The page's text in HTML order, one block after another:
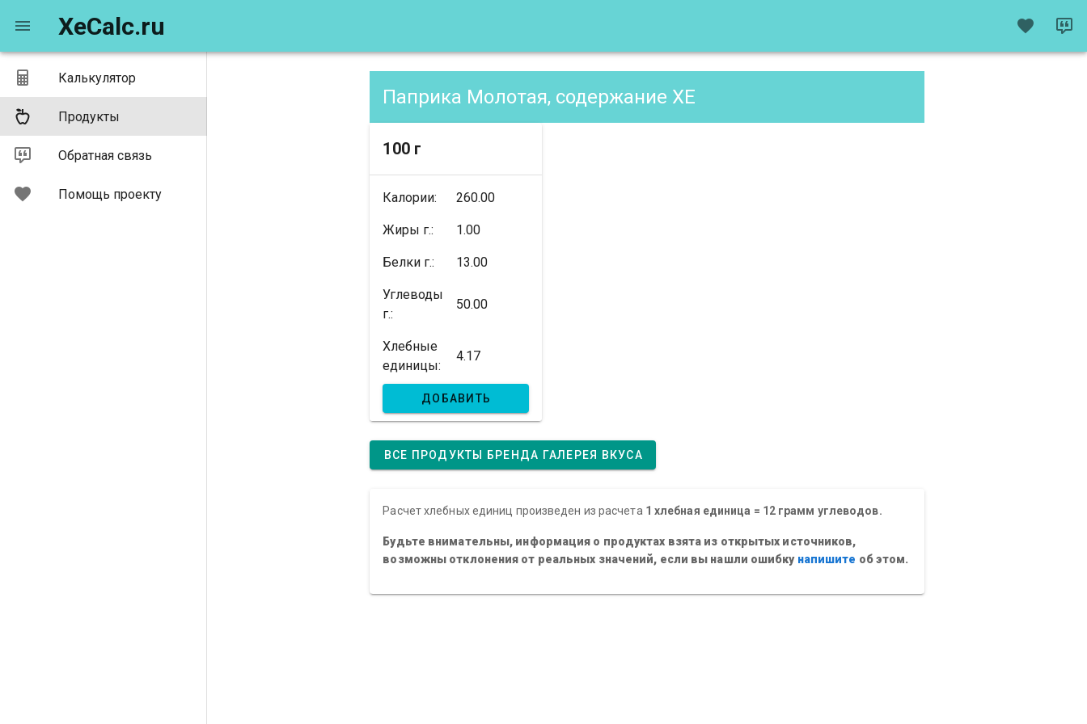
Калькулятор
Продукты
Обратная связь
Помощь проекту
XeCalc.ru
Паприка Молотая, содержание XE
100 г
Калории: 260.00
Жиры г.: 1.00
Белки г.: 13.00
Углеводы
г.:
50.00
Хлебные
единицы:
4.17
ДОБАВИТЬ
ВСЕ ПРОДУКТЫ БРЕНДА ГАЛЕРЕЯ ВКУСА
Расчет хлебных единиц произведен из расчета 1 хлебная единица = 12 грамм углеводов.
Будьте внимательны, информация о продуктах взята из открытых источников,
возможны отклонения от реальных значений, если вы нашли ошибку напишите об этом.